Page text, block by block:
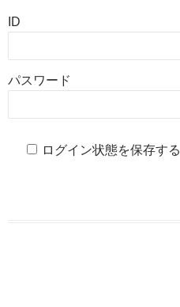
ID
パスワード
ログイン状態を保存する